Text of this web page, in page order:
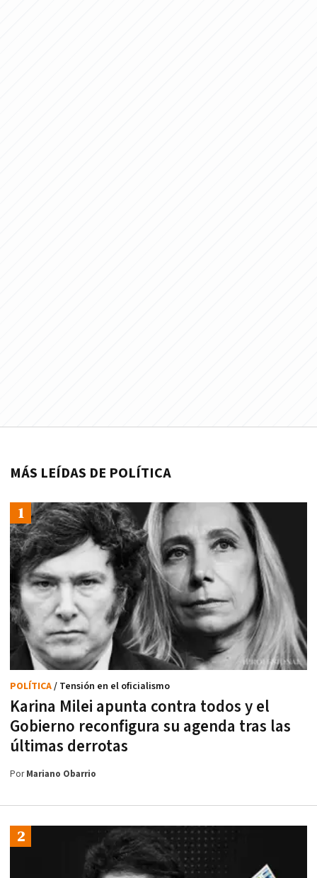
MÁS LEÍDAS DE POLÍTICA
Karina Milei apunta contra todos y el
Gobierno reconfigura su agenda tras las
últimas derrotas
POLÍTICA/ Tensión en el oficialismo
PorMariano Obarrio